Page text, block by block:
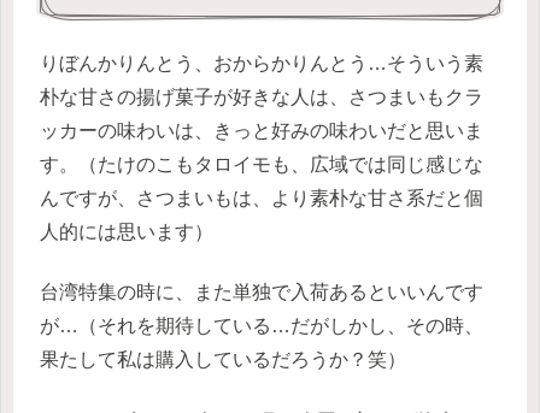
りぼんかりんとう、おからかりんとう…そういう素
朴な甘さの揚げ菓子が好きな人は、さつまいもクラ
ッカーの味わいは、きっと好みの味わいだと思いま
す。（たけのこもタロイモも、広域では同じ感じな
んですが、さつまいもは、より素朴な甘さ系だと個
人的には思います）
台湾特集の時に、また単独で入荷あるといいんです
が…（それを期待している…だがしかし、その時、
果たして私は購入しているだろうか？笑）